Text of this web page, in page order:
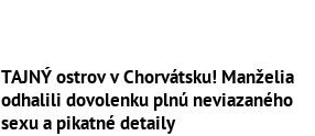
TAJNÝ ostrov v Chorvátsku! Manželia
odhalili dovolenku plnú neviazaného
sexu a pikatné detaily